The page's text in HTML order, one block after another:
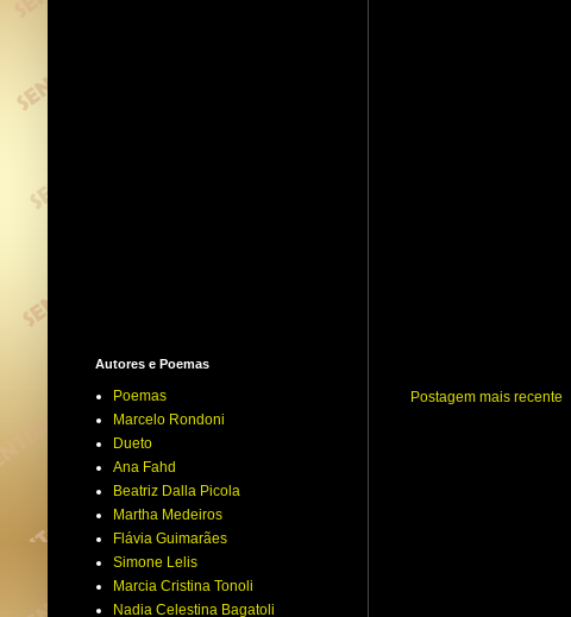
Postagem mais recente
Autores e Poemas
Poemas
Marcelo Rondoni
Dueto
Ana Fahd
Beatriz Dalla Picola
Martha Medeiros
Flávia Guimarães
Simone Lelis
Marcia Cristina Tonoli
Nadia Celestina Bagatoli